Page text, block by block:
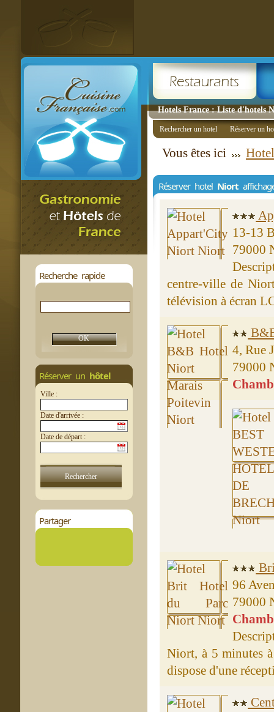
Hotels France : Liste d'hotels
Recherche rapide
Réserver un hôtel
Ville :
Date d'arrivée :
Date de départ :
Partager
Rechercher un hotel Réserver un
Vous êtes ici
Réserver hotel Niort
13-13
79000
centre-ville de
télévision à écran
4, Rue
79000
96
79000
Niort, à 5 minutes
dispose d'une